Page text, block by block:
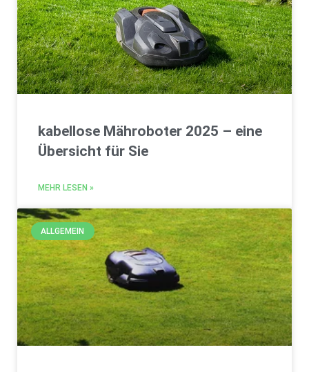
kabellose Mähroboter 2025 – eine
Übersicht für Sie
MEHR LESEN »
ALLGEMEIN